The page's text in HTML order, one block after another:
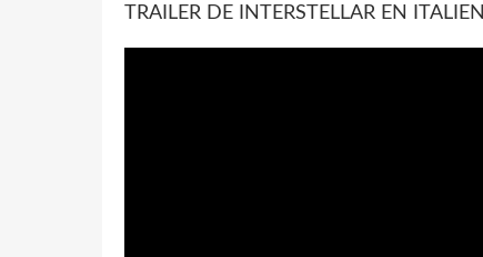
TRAILER DE INTERSTELLAR EN ITALIEN